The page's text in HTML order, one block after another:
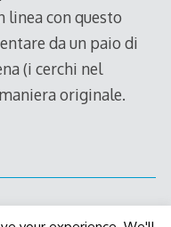
linea con questo
da un paio di
(i cerchi nel
originale.